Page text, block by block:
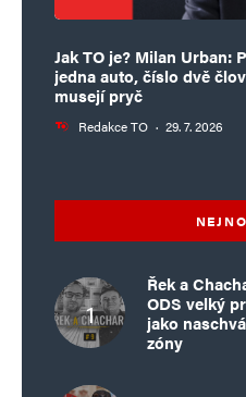
Jak TO je? Milan Urban:
jedna auto, číslo dvě
musejí pryč
Redakce TO · 29. 7. 2026
Řek a
ODS velký
jako
zóny